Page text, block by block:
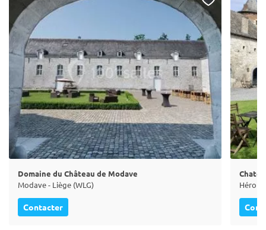
Domaine du Château de Modave
Modave - Liège (WLG)
Contacter
Héron